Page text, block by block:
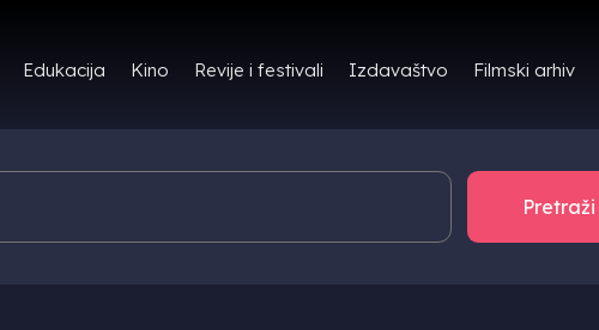
Edukacija Kino Revije i festivali Izdavaštvo Filmski arhiv